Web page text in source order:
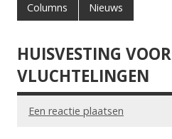
Columns Nieuws
HUISVESTING VOOR
VLUCHTELINGEN
Een reactie plaatsen